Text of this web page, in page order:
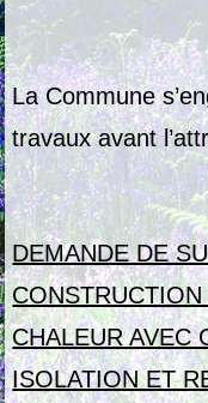
La Commune
travaux avant
DEMANDE DE
CONSTRUCTION
CHALEUR AVEC
ISOLATION ET